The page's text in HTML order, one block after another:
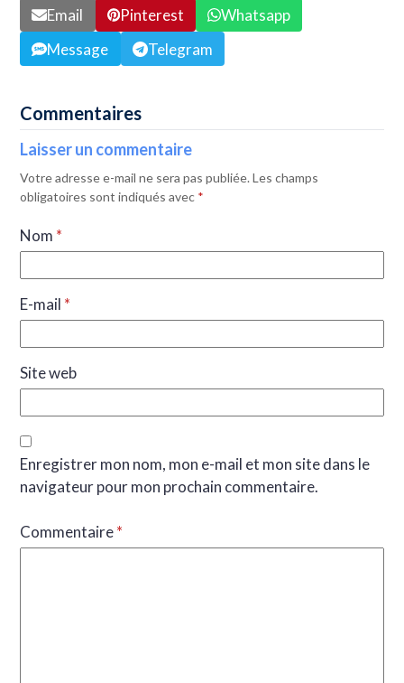
Email Pinterest
Whatsapp
Message
Telegram
Commentaires
Laisser un commentaire
Votre adresse e-mail ne sera pas publiée. Les champs
obligatoires sont indiqués avec *
Nom *
E-mail *
Site web
Enregistrer mon nom, mon e-mail et mon site dans le
navigateur pour mon prochain commentaire.
Commentaire*